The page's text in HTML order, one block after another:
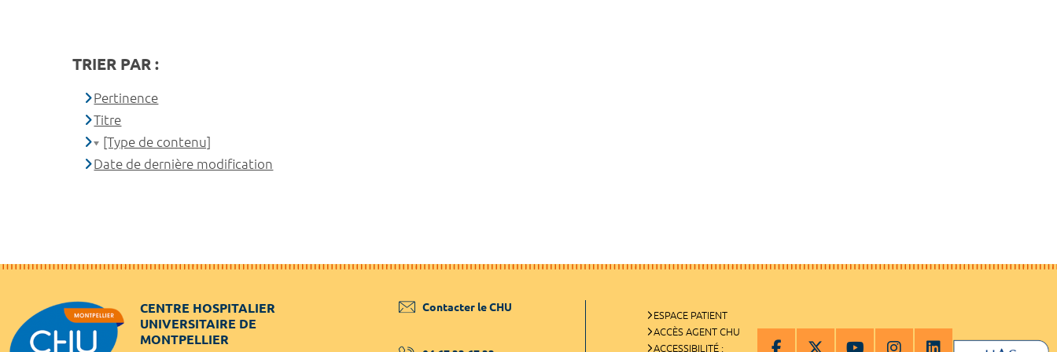
TRIER PAR :
Pertinence
Titre
[Type de contenu]
Date de dernière modification
CENTRE HOSPITALIER
UNIVERSITAIRE DE
MONTPELLIER
Contacter le CHU
ESPACE PATIENT
ACCÈS AGENT CHU
ACCESSIBILITÉ :